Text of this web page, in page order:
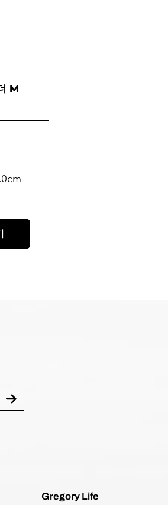
M
Gregory Life